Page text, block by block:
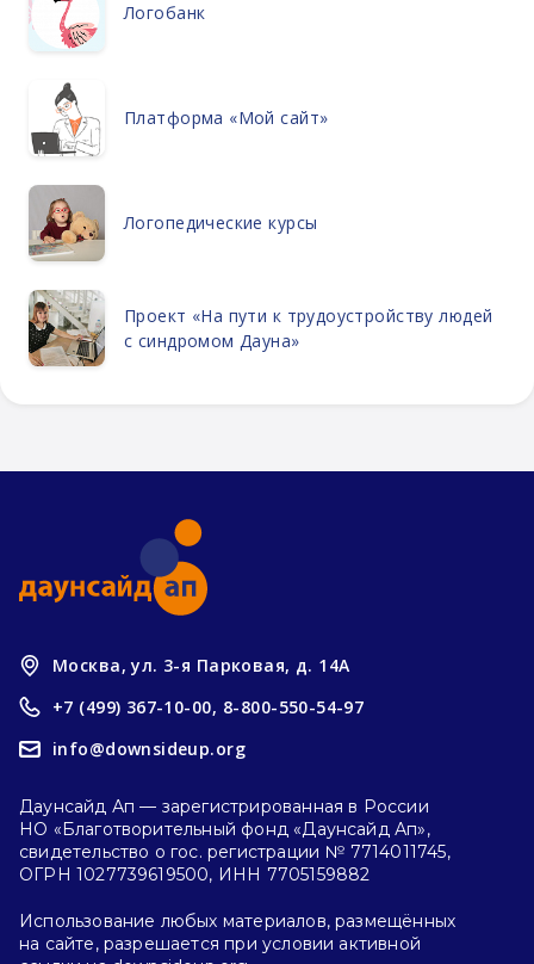
Логобанк
Платформа «Мой сайт»
Логопедические курсы
Проект «На пути к трудоустройству людей
с синдромом Дауна»
Москва, ул. 3-я Парковая, д. 14А
+7 (499) 367-10-00, 8-800-550-54-97
info@downsideup.org
Даунсайд Ап — зарегистрированная в России
НО «Благотворительный фонд «Даунсайд Ап»,
свидетельство о гос. регистрации № 7714011745,
ОГРН 1027739619500, ИНН 7705159882
Использование любых материалов, размещённых
на сайте, разрешается при условии активной